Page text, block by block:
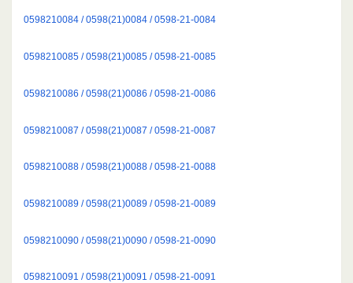
0598210084 / 0598(21)0084 / 0598-21-0084
0598210085 / 0598(21)0085 / 0598-21-0085
0598210086 / 0598(21)0086 / 0598-21-0086
0598210087 / 0598(21)0087 / 0598-21-0087
0598210088 / 0598(21)0088 / 0598-21-0088
0598210089 / 0598(21)0089 / 0598-21-0089
0598210090 / 0598(21)0090 / 0598-21-0090
0598210091 / 0598(21)0091 / 0598-21-0091